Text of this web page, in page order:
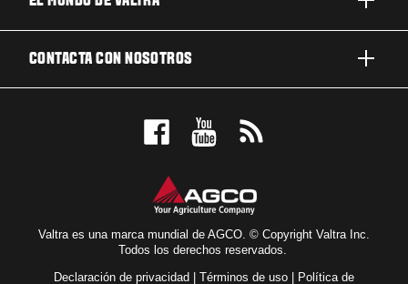
TECNOLOGÍA
CONTACTA CON NOSOTROS
RESERVE UNA PRUEBA DE MANEJO
LOCALIZADOR DE CONCESIONARIOS
Valtra es una marca mundial de AGCO. © Copyright Valtra Inc.
Todos los derechos reservados.
Declaración de privacidad | Términos de uso | Política de